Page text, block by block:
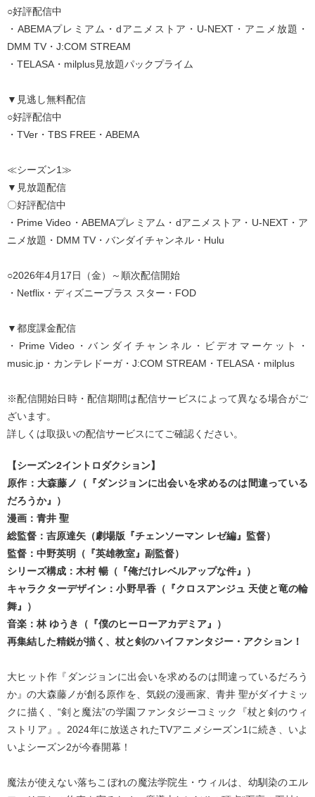
○好評配信中
・ABEMAプレミアム・dアニメストア・U-NEXT・アニメ放題・
DMM TV・J:COM STREAM
・TELASA・milplus見放題パックプライム
▼見逃し無料配信
○好評配信中
・TVer・TBS FREE・ABEMA
≪シーズン1≫
▼見放題配信
〇好評配信中
・Prime Video・ABEMAプレミアム・dアニメストア・U-NEXT・ア
ニメ放題・DMM TV・バンダイチャンネル・Hulu
○2026年4月17日（金）～順次配信開始
・Netflix・ディズニープラス スター・FOD
▼都度課金配信
・Prime Video・バンダイチャンネル・ビデオマーケット・
music.jp・カンテレドーガ・J:COM STREAM・TELASA・milplus
※配信開始日時・配信期間は配信サービスによって異なる場合がご
ざいます。
詳しくは取扱いの配信サービスにてご確認ください。
【シーズン2イントロダクション】
原作：大森藤ノ（『ダンジョンに出会いを求めるのは間違っている
だろうか』）
漫画：青井 聖
総監督：吉原達矢（劇場版『チェンソーマン レゼ編』監督）
監督：中野英明（『英雄教室』副監督）
シリーズ構成：木村 暢（『俺だけレベルアップな件』）
キャラクターデザイン：小野早香（『クロスアンジュ 天使と竜の輪
舞』）
音楽：林 ゆうき（『僕のヒーローアカデミア』）
再集結した精鋭が描く、杖と剣のハイファンタジー・アクション！
大ヒット作『ダンジョンに出会いを求めるのは間違っているだろう
か』の大森藤ノが創る原作を、気鋭の漫画家、青井 聖がダイナミッ
クに描く、“剣と魔法”の学園ファンタジーコミック『杖と剣のウィ
ストリア』。2024年に放送されたTVアニメシーズン1に続き、いよ
いよシーズン2が今春開幕！
魔法が使えない落ちこぼれの魔法学院生・ウィルは、幼馴染のエル